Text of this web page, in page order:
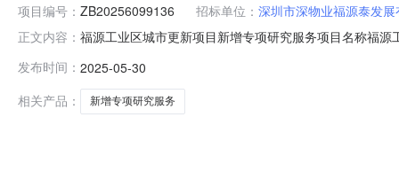
项目编号： ZB20256099136 招标单位： 深圳市深物业福源泰发
正文内容： 福源工业区城市更新项目新增专项研究服务项目名称福
侧，位于一级工业区块线，项目现状总用地面积约为
发布时间： 2025-05-30
相关产品：
新增专项研究服务